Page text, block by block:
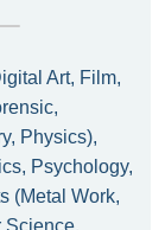
Art, Film,
Physics),
Psychology,
(Metal Work,